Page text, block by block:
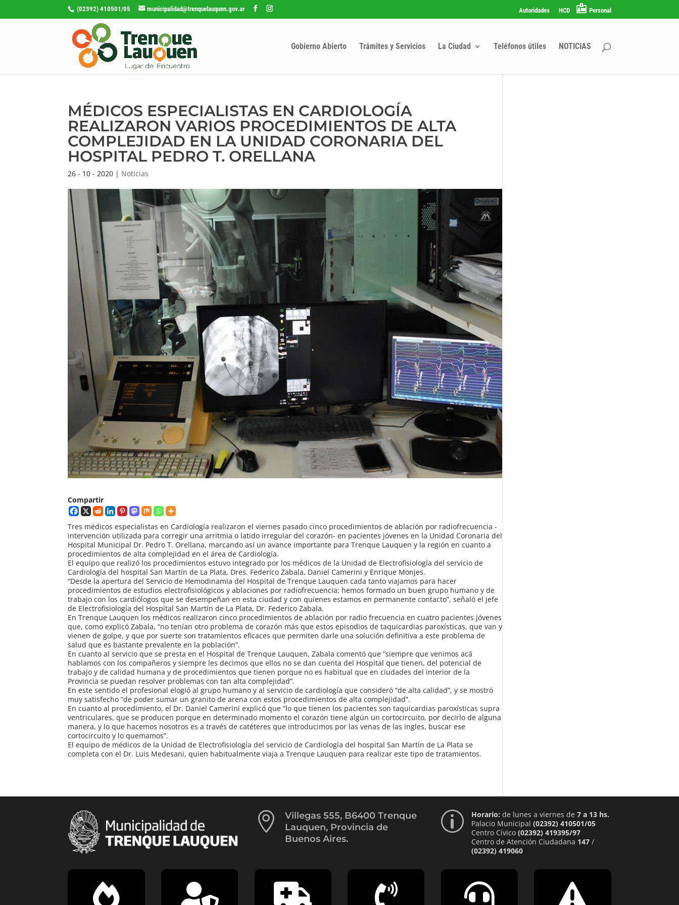
(02392) 410501/05 municipalidad@trenquelauquen.gov.ar Autoridades HCD Personal
Gobierno Abierto Trámites y Servicios La Ciudad Teléfonos útiles NOTICIAS
MÉDICOS ESPECIALISTAS EN CARDIOLOGÍA
REALIZARON VARIOS PROCEDIMIENTOS DE ALTA
COMPLEJIDAD EN LA UNIDAD CORONARIA DEL
HOSPITAL PEDRO T. ORELLANA
26 - 10 - 2020 | Noticias
Compartir
Tres médicos especialistas en Cardiología realizaron el viernes pasado cinco procedimientos de ablación por radiofrecuencia -
intervención utilizada para corregir una arritmia o latido irregular del corazón- en pacientes jóvenes en la Unidad Coronaria del
Hospital Municipal Dr. Pedro T. Orellana, marcando así un avance importante para Trenque Lauquen y la región en cuanto a
procedimientos de alta complejidad en el área de Cardiología.
El equipo que realizó los procedimientos estuvo integrado por los médicos de la Unidad de Electrofisiología del servicio de
Cardiología del hospital San Martín de La Plata, Dres. Federico Zabala, Daniel Camerini y Enrique Monjes.
“Desde la apertura del Servicio de Hemodinamia del Hospital de Trenque Lauquen cada tanto viajamos para hacer
procedimientos de estudios electrofisiológicos y ablaciones por radiofrecuencia; hemos formado un buen grupo humano y de
trabajo con los cardiólogos que se desempeñan en esta ciudad y con quienes estamos en permanente contacto”, señaló el jefe
de Electrofisiología del Hospital San Martín de La Plata, Dr. Federico Zabala.
En Trenque Lauquen los médicos realizaron cinco procedimientos de ablación por radio frecuencia en cuatro pacientes jóvenes
que, como explicó Zabala, “no tenían otro problema de corazón más que estos episodios de taquicardias paroxísticas, que van y
vienen de golpe, y que por suerte son tratamientos eficaces que permiten darle una solución definitiva a este problema de
salud que es bastante prevalente en la población”.
En cuanto al servicio que se presta en el Hospital de Trenque Lauquen, Zabala comentó que “siempre que venimos acá
hablamos con los compañeros y siempre les decimos que ellos no se dan cuenta del Hospital que tienen, del potencial de
trabajo y de calidad humana y de procedimientos que tienen porque no es habitual que en ciudades del interior de la
Provincia se puedan resolver problemas con tan alta complejidad”.
En este sentido el profesional elogió al grupo humano y al servicio de cardiología que consideró “de alta calidad”, y se mostró
muy satisfecho “de poder sumar un granito de arena con estos procedimientos de alta complejidad”.
En cuanto al procedimiento, el Dr. Daniel Camerini explicó que “lo que tienen los pacientes son taquicardias paroxísticas supra
ventriculares, que se producen porque en determinado momento el corazón tiene algún un cortocircuito, por decirlo de alguna
manera, y lo que hacemos nosotros es a través de catéteres que introducimos por las venas de las ingles, buscar ese
cortocircuito y lo quemamos”.
El equipo de médicos de la Unidad de Electrofisiología del servicio de Cardiología del hospital San Martín de La Plata se
completa con el Dr. Luis Medesani, quien habitualmente viaja a Trenque Lauquen para realizar este tipo de tratamientos.

Villegas 555, B6400 Trenque
Lauquen, Provincia de
Buenos Aires.
p Horario: de lunes a viernes de 7 a 13 hs.
Palacio Municipal (02392) 410501/05
Centro Cívico (02392) 419395/97
Centro de Atención Ciudadana 147/
(02392) 419060
     